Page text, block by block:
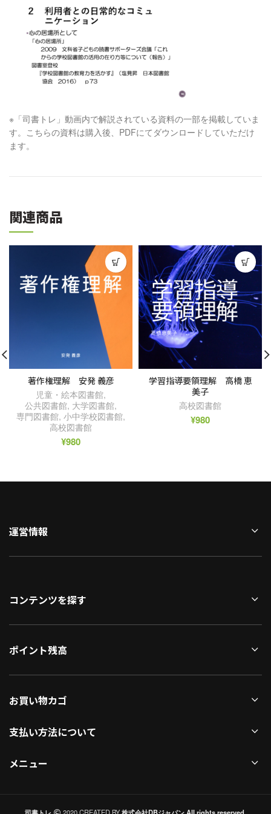
※「司書トレ」動画内で解説されている資料の一部を掲載していま
す。こちらの資料は購入後、PDFにてダウンロードしていただけ
ます。
関連商品
著作権理解 安発 義彦
児童・絵本図書館,
公共図書館, 大学図書館,
専門図書館, 小中学校図書館,
高校図書館
¥980
学習指導要領理解 高橋 恵
美子
高校図書館
¥980
運営情報
コンテンツを探す
ポイント残高
お買い物カゴ
支払い方法について
メニュー